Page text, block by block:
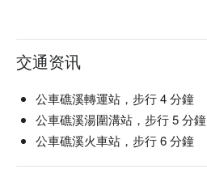
交通资讯
公車礁溪轉運站，步行 4 分鐘
公車礁溪湯圍溝站，步行 5 分鐘
公車礁溪火車站，步行 6 分鐘